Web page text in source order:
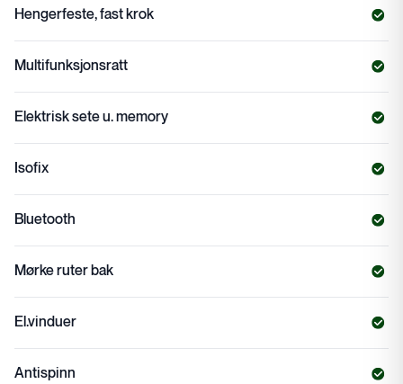
Hengerfeste, fast krok
Multifunksjonsratt
Elektrisk sete u. memory
Isofix
Bluetooth
Mørke ruter bak
El.vinduer
Antispinn